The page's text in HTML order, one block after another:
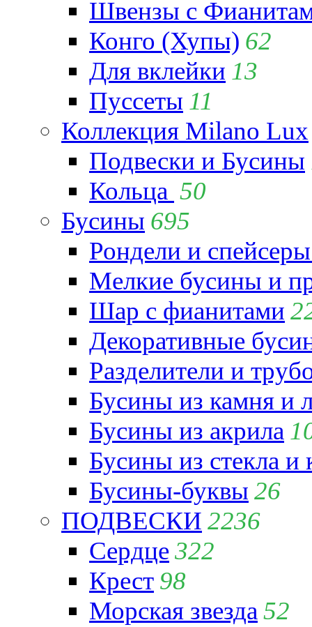
Швензы с
Конго (Хупы) 62
Для вклейки 13
Пуссеты 11
Коллекция Milano Lux
Подвески и Бусины
Кольца 50
Бусины 695
Рондели и
Мелкие бусины и
Шар с фианитами
Декоративные
Разделители и
Бусины из камня и
Бусины из акрила
Бусины из стекла и
Бусины-буквы 26
ПОДВЕСКИ 2236
Сердце322
Крест 98
Морская звезда 52